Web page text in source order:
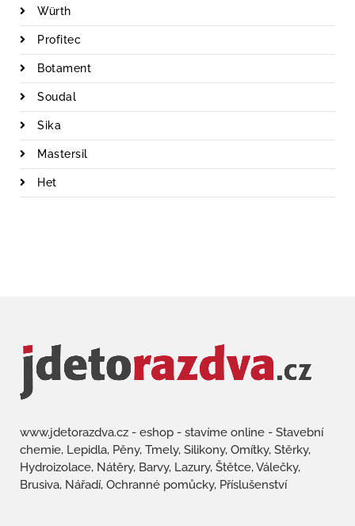
Würth
Profitec
Botament
Soudal
Sika
Mastersil
Het
www.jdetorazdva.cz - eshop - stavíme online - Stavební
chemie, Lepidla, Pěny, Tmely, Silikony, Omítky, Stěrky,
Hydroizolace, Nátěry, Barvy, Lazury, Štětce, Válečky,
Brusiva, Nářadí, Ochranné pomůcky, Příslušenství